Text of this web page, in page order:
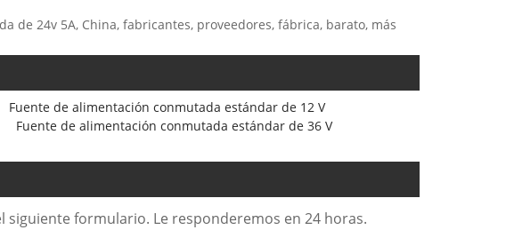
de 24v 5A, China, fabricantes, proveedores, fábrica, barato, más
Fuente de alimentación conmutada estándar de 12 V
Fuente de alimentación conmutada estándar de 36 V
formulario. Le responderemos en 24 horas.